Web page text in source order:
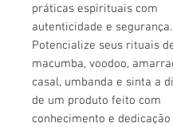
práticas espirituais com
autenticidade e segurança.
Potencialize seus rituais
macumba, voodoo,
casal, umbanda e sinta a
de um produto feito com
conhecimento e dedicação